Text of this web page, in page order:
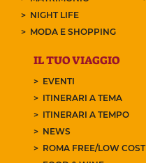
NIGHT LIFE
MODA E SHOPPING
IL TUO VIAGGIO
EVENTI
ITINERARI A TEMA
ITINERARI A TEMPO
NEWS
ROMA FREE/LOW COST